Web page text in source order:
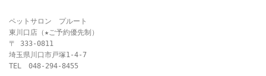
シ
ョ
ン
ペットサロン　プルート
東川口店（★ご予約優先制）
〒 333-0811
埼玉県川口市戸塚1-4-7
TEL　048-294-8455